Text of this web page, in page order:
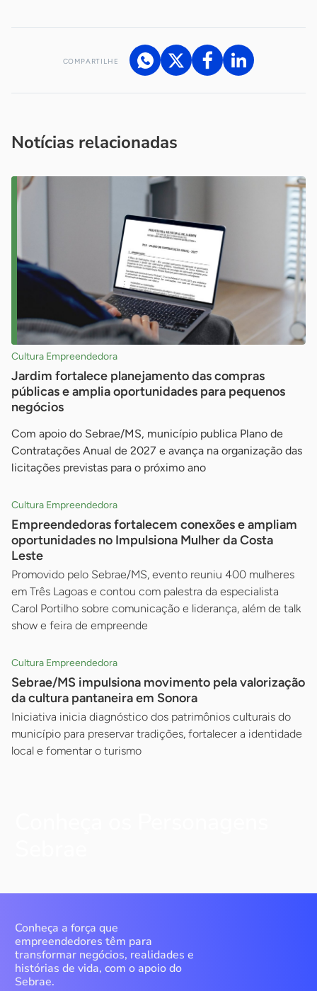
COMPARTILHE
Notícias relacionadas
Cultura Empreendedora
Jardim fortalece planejamento das compras
públicas e amplia oportunidades para pequenos
negócios
Com apoio do Sebrae/MS, município publica Plano de
Contratações Anual de 2027 e avança na organização das
licitações previstas para o próximo ano
Cultura Empreendedora
Empreendedoras fortalecem conexões e ampliam
oportunidades no Impulsiona Mulher da Costa
Leste
Promovido pelo Sebrae/MS, evento reuniu 400 mulheres
em Três Lagoas e contou com palestra da especialista
Carol Portilho sobre comunicação e liderança, além de talk
show e feira de empreende
Cultura Empreendedora
Sebrae/MS impulsiona movimento pela valorização
da cultura pantaneira em Sonora
Iniciativa inicia diagnóstico dos patrimônios culturais do
município para preservar tradições, fortalecer a identidade
local e fomentar o turismo
Conheça a força que
empreendedores têm para
transformar negócios, realidades e
histórias de vida, com o apoio do
Sebrae.